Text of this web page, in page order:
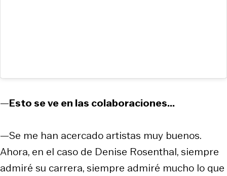
—Esto se ve en las colaboraciones...
—Se me han acercado artistas muy buenos.
Ahora, en el caso de Denise Rosenthal, siempre
admiré su carrera, siempre admiré mucho lo que